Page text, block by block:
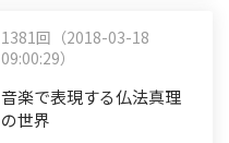
1381回（2018-03-18
09:00:29）
音楽で表現する仏法真理
の世界